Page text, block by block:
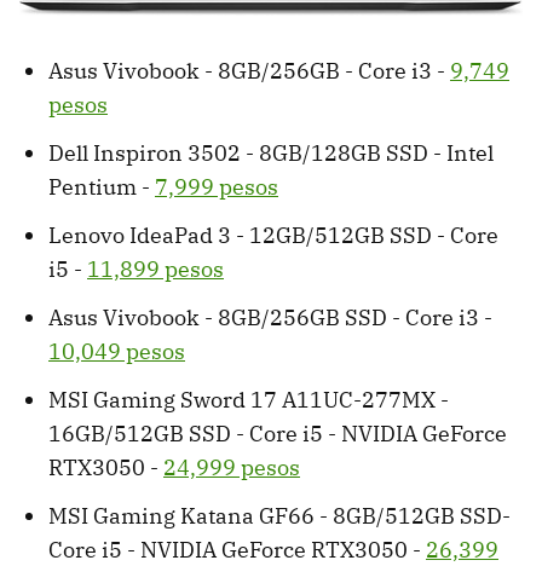
Asus Vivobook - 8GB/256GB - Core i3 - 9,749
pesos
Dell Inspiron 3502 - 8GB/128GB SSD - Intel
Pentium - 7,999 pesos
Lenovo IdeaPad 3 - 12GB/512GB SSD - Core
i5 - 11,899 pesos
Asus Vivobook - 8GB/256GB SSD - Core i3 -
10,049 pesos
MSI Gaming Sword 17 A11UC-277MX -
16GB/512GB SSD - Core i5 - NVIDIA GeForce
RTX3050 - 24,999 pesos
MSI Gaming Katana GF66 - 8GB/512GB SSD-
Core i5 - NVIDIA GeForce RTX3050 - 26,399